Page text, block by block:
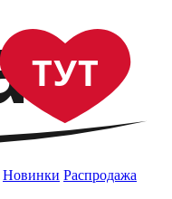
ТУТ
Новинки Распродажа